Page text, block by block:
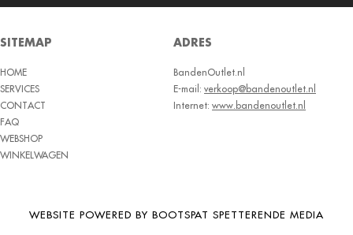
SITEMAP
HOME
SERVICES
CONTACT
FAQ
WEBSHOP
WINKELWAGEN
ADRES
BandenOutlet.nl
E-mail: verkoop@bandenoutlet.nl
Internet: www.bandenoutlet.nl
WEBSITE POWERED BY BOOTSPAT SPETTERENDE MEDIA